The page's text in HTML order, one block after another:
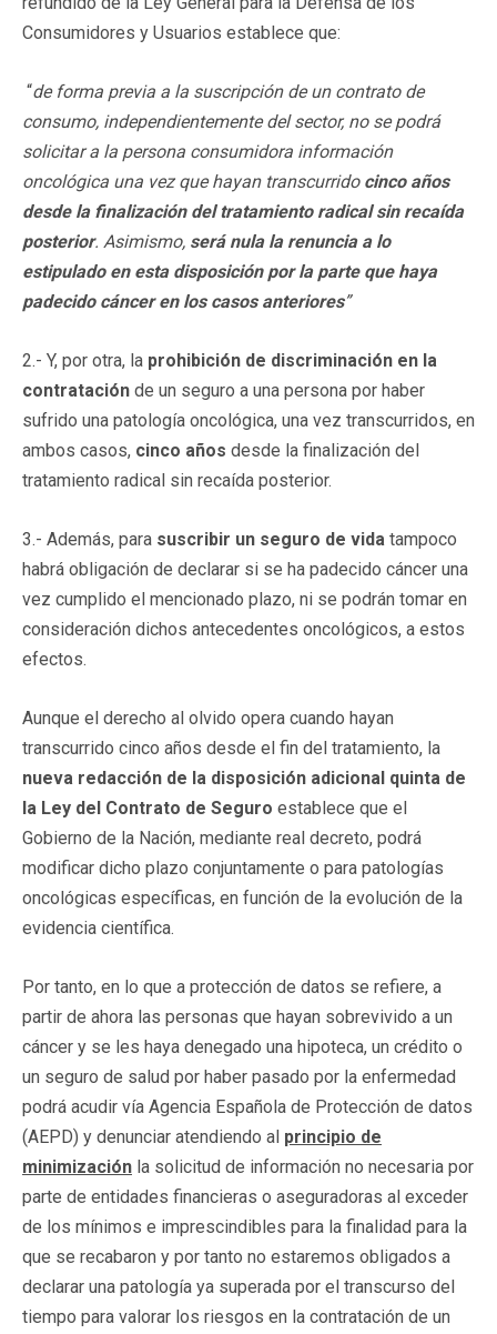
Consumidores y Usuarios establece que:
“de forma previa a la suscripción de un contrato de
consumo, independientemente del sector, no se podrá
solicitar a la persona consumidora información
oncológica una vez que hayan transcurrido cinco años
desde la finalización del tratamiento radical sin recaída
posterior. Asimismo, será nula la renuncia a lo
estipulado en esta disposición por la parte que haya
padecido cáncer en los casos anteriores”
2.- Y, por otra, la prohibición de discriminación en la
contratación de un seguro a una persona por haber
sufrido una patología oncológica, una vez transcurridos, en
ambos casos, cinco años desde la finalización del
tratamiento radical sin recaída posterior.
3.- Además, para suscribir un seguro de vida tampoco
habrá obligación de declarar si se ha padecido cáncer una
vez cumplido el mencionado plazo, ni se podrán tomar en
consideración dichos antecedentes oncológicos, a estos
efectos.
Aunque el derecho al olvido opera cuando hayan
transcurrido cinco años desde el fin del tratamiento, la
nueva redacción de la disposición adicional quinta de
la Ley del Contrato de Seguro establece que el
Gobierno de la Nación, mediante real decreto, podrá
modificar dicho plazo conjuntamente o para patologías
oncológicas específicas, en función de la evolución de la
evidencia científica.
Por tanto, en lo que a protección de datos se refiere, a
partir de ahora las personas que hayan sobrevivido a un
cáncer y se les haya denegado una hipoteca, un crédito o
un seguro de salud por haber pasado por la enfermedad
podrá acudir vía Agencia Española de Protección de datos
(AEPD) y denunciar atendiendo al principio de
minimización la solicitud de información no necesaria por
parte de entidades financieras o aseguradoras al exceder
de los mínimos e imprescindibles para la finalidad para la
que se recabaron y por tanto no estaremos obligados a
declarar una patología ya superada por el transcurso del
tiempo para valorar los riesgos en la contratación de un